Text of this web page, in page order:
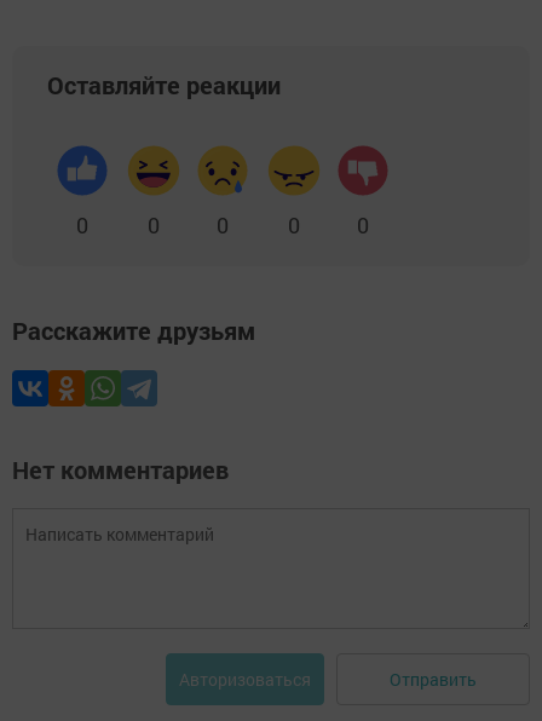
Оставляйте реакции
0 0 0 0 0
Расскажите друзьям
Нет комментариев
Авторизоваться Отправить